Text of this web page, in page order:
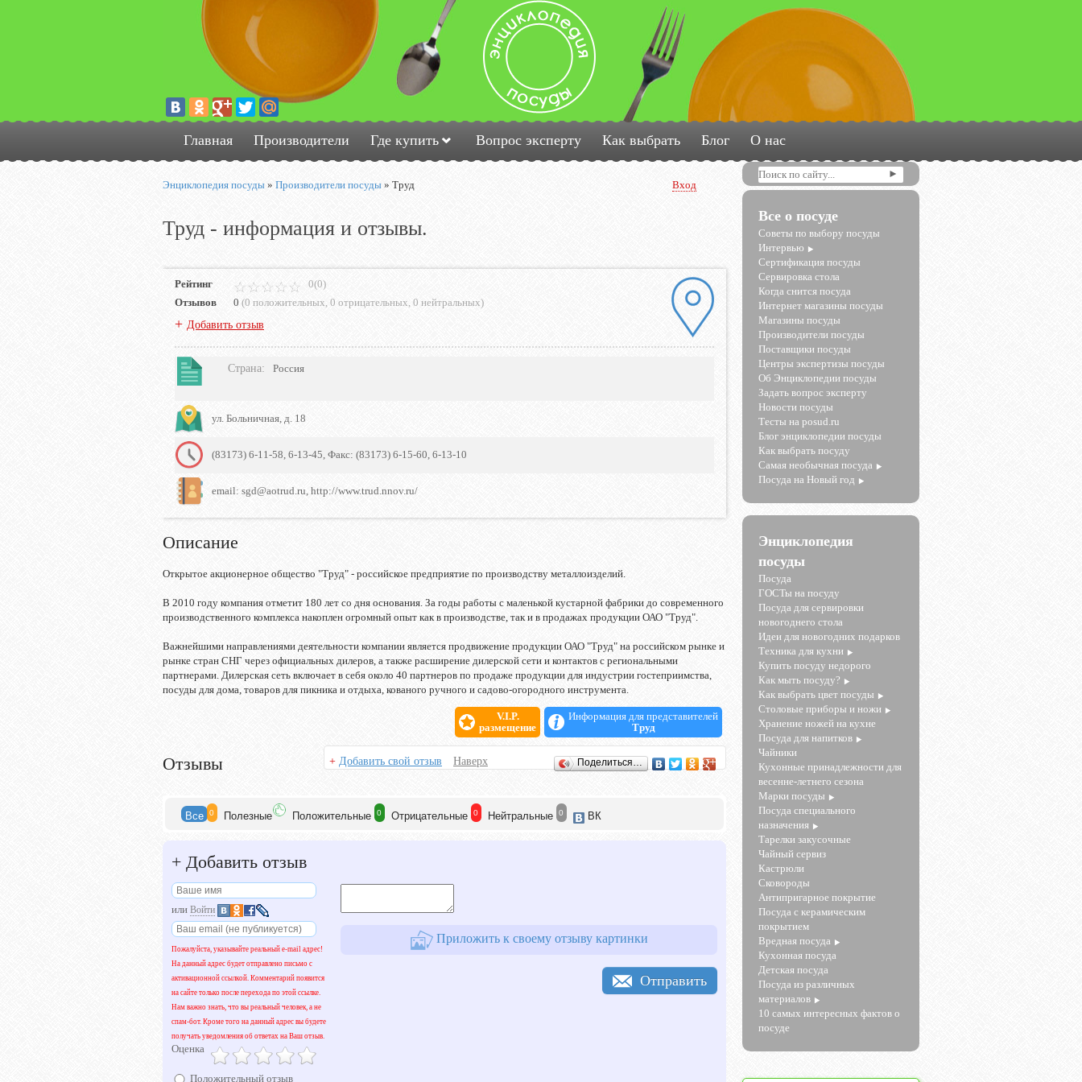
Главная Производители Где купить Вопрос эксперту Как выбрать Блог О нас
Энциклопедия посуды » Производители посуды » Труд Вход
Труд - информация и отзывы.
Рейтинг
0(0)
Отзывов
0 (0 положительных 0 отрицательных 0 нейтральных)
+ Добавить отзыв
Страна: Россия
ул. Больничная, д. 18
(83173) 6-11-58, 6-13-45, Факс: (83173) 6-15-60, 6-13-10
email: sgd@aotrud.ru, http://www.trud.nnov.ru/
Описание
Открытое акционерное общество "Труд" - российское предприятие по производству металлоизделий.
В 2010 году компания отметит 180 лет со дня основания. За годы работы с маленькой кустарной фабрики до современного
производственного комплекса накоплен огромный опыт как в производстве, так и в продажах продукции ОАО "Труд".
Важнейшими направлениями деятельности компании является продвижение продукции ОАО "Труд" на российском рынке и
рынке стран СНГ через официальных дилеров, а также расширение дилерской сети и контактов с региональными
партнерами. Дилерская сеть включает в себя около 40 партнеров по продаже продукции для индустрии гостеприимства,
посуды для дома, товаров для пикника и отдыха, кованого ручного и садово-огородного инструмента.
V.I.P.
размещение
Информация для представителей
Труд
Отзывы + Добавить свой отзыв Наверх Поделиться…
Все 0 Полезные Положительные 0 Отрицательные 0 Нейтральные 0 ВК
+ Добавить отзыв
или Войти
Пожалуйста, указывайте реальный e-mail адрес!
На данный адрес будет отправлено письмо с
активационной ссылкой. Комментарий появится
на сайте только после перехода по этой ссылке.
Нам важно знать, что вы реальный человек, а не
спам-бот. Кроме того на данный адрес вы будете
получать уведомления об ответах на Ваш отзыв.
Оценка
Положительный отзыв
Приложить к своему отзыву картинки
Отправить
Все о посуде
Советы по выбору посуды
Интервью
Сертификация посуды
Сервировка стола
Когда снится посуда
Интернет магазины посуды
Магазины посуды
Производители посуды
Поставщики посуды
Центры экспертизы посуды
Об Энциклопедии посуды
Задать вопрос эксперту
Новости посуды
Тесты на posud.ru
Блог энциклопедии посуды
Как выбрать посуду
Самая необычная посуда
Посуда на Новый год
Энциклопедия
посуды
Посуда
ГОСТы на посуду
Посуда для сервировки
новогоднего стола
Идеи для новогодних подарков
Техника для кухни
Купить посуду недорого
Как мыть посуду?
Как выбрать цвет посуды
Столовые приборы и ножи
Хранение ножей на кухне
Посуда для напитков
Чайники
Кухонные принадлежности для
весенне-летнего сезона
Марки посуды
Посуда специального
назначения
Тарелки закусочные
Чайный сервиз
Кастрюли
Сковороды
Антипригарное покрытие
Посуда с керамическим
покрытием
Вредная посуда
Кухонная посуда
Детская посуда
Посуда из различных
материалов
10 самых интересных фактов о
посуде